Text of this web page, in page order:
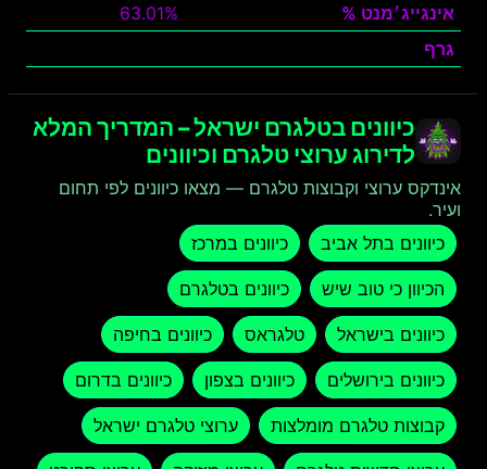
אינגייג׳מנט %
63.01%
גרף
כיוונים בטלגרם ישראל – המדריך המלא
לדירוג ערוצי טלגרם וכיוונים
אינדקס ערוצי וקבוצות טלגרם — מצאו כיוונים לפי תחום
ועיר.
כיוונים בתל אביב
כיוונים במרכז
הכיוון כי טוב שיש כיוונים בטלגרם
כיוונים בישראל טלגראס כיוונים בחיפה
כיוונים בירושלים כיוונים בצפון כיוונים בדרום
קבוצות טלגרם מומלצות ערוצי טלגרם ישראל